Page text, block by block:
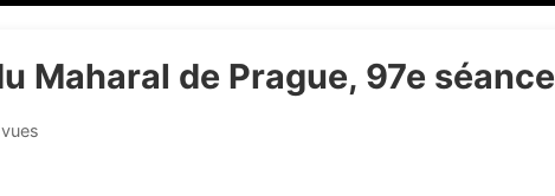
Maharal de Prague, 97e séance